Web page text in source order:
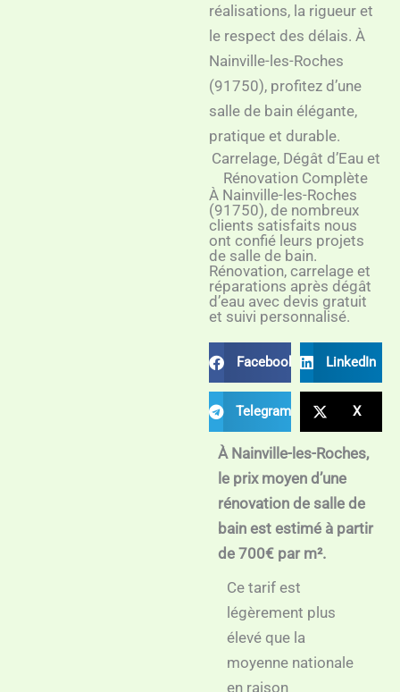
réalisations, la rigueur et
le respect des délais. À
Nainville-les-Roches
(91750), profitez d’une
salle de bain élégante,
pratique et durable.
Carrelage, Dégât d’Eau et
Rénovation Complète
À Nainville-les-Roches
(91750), de nombreux
clients satisfaits nous
ont confié leurs projets
de salle de bain.
Rénovation, carrelage et
réparations après dégât
d’eau avec devis gratuit
et suivi personnalisé.
Facebook LinkedIn
Telegram X
À Nainville-les-Roches,
le prix moyen d’une
rénovation de salle de
bain est estimé à partir
de 700€ par m².
Ce tarif est
légèrement plus
élevé que la
moyenne nationale
en raison